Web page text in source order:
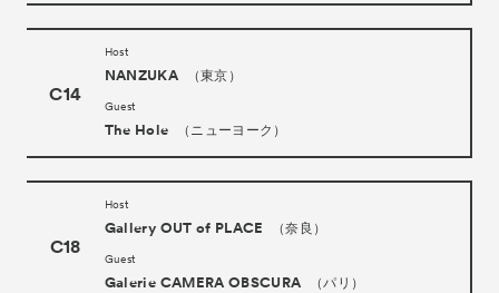
C14
Host
NANZUKA （東京）
Guest
The Hole （ニューヨーク）
C18
Host
Gallery OUT of PLACE （奈良）
Guest
Galerie CAMERA OBSCURA （パリ）